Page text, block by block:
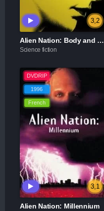
3,2
Alien Nation: Body and Soul
Science fiction
DVDRIP
1996
French
3,1
Alien Nation: Millennium